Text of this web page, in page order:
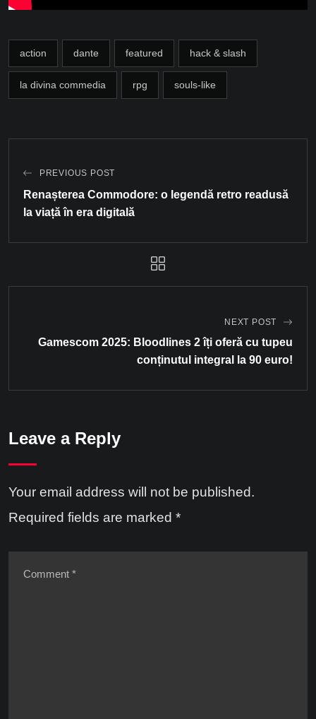
action dante featured hack & slash
la divina commedia rpg souls-like
PREVIOUS POST
Renașterea Commodore: o legendă retro readusă
la viață în era digitală
NEXT POST
Gamescom 2025: Bloodlines 2 îți oferă cu tupeu
conținutul integral la 90 euro!
Leave a Reply
Your email address will not be published.
Required fields are marked *